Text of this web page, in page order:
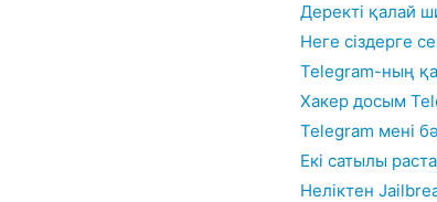
Деректі қалай
Неге сіздерге
Telegram-ның
Хакер досым
Telegram мені
Екі сатылы
Неліктен